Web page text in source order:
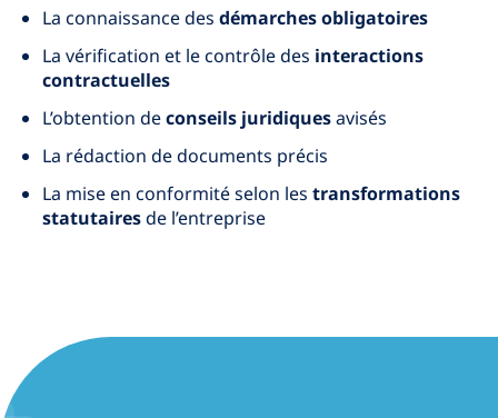
La connaissance des démarches obligatoires
La vérification et le contrôle des interactions
contractuelles
L’obtention deconseils juridiquesavisés
La rédaction de documents précis
La mise en conformité selon les transformations
statutairesde l’entreprise